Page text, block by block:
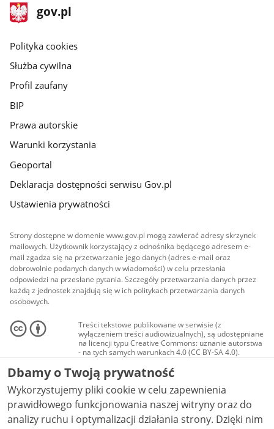
stopka
gov.pl
Strona
gov.pl
gov.pl
Polityka cookies
Służba cywilna
Profil zaufany
BIP
Prawa autorskie
Warunki korzystania
Geoportal
Deklaracja dostępności serwisu Gov.pl
Ustawienia prywatności
Strony dostępne w domenie www.gov.pl mogą zawierać adresy skrzynek
mailowych. Użytkownik korzystający z odnośnika będącego adresem e-
mail zgadza się na przetwarzanie jego danych (adres e-mail oraz
dobrowolnie podanych danych w wiadomości) w celu przesłania
odpowiedzi na przesłane pytania. Szczegóły przetwarzania danych przez
każdą z jednostek znajdują się w ich politykach przetwarzania danych
osobowych.
Treści tekstowe publikowane w serwisie (z
wyłączeniem treści audiowizualnych), są udostępniane
na licencji typu Creative Commons: uznanie autorstwa
- na tych samych warunkach 4.0 (CC BY-SA 4.0).
Materiały audiowizualne, w tym zdjęcia, materiały
audio i wideo, są udostępniane na licencji typu
Creative Commons: uznanie autorstwa użycie
niekomercyjne - bez utworów zależnych 4.0 (CC BY-
NC-ND 4.0), o ile nie jest to stwierdzone inaczej.
Dbamy o Twoją prywatność
Wykorzystujemy pliki cookie w celu zapewnienia
prawidłowego funkcjonowania naszej witryny oraz do
analizy ruchu i optymalizacji działania strony. Dzięki nim